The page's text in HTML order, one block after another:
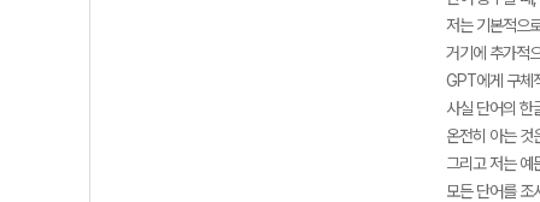
저는 기본적으
거기에 추가적
GPT에게 구체
사실 단어의 한
온전히 아는 것
그리고 저는 예
모든 단어를 조